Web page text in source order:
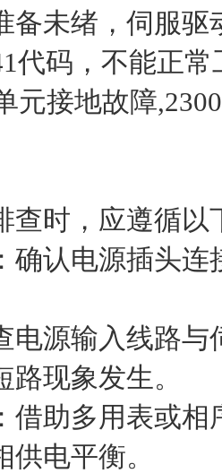
备未绪，伺服
代码，不能正
元接地故障
查时，应遵循以
确认电源插头
电源输入线路
现象发生。
借助多用表或
电平衡。